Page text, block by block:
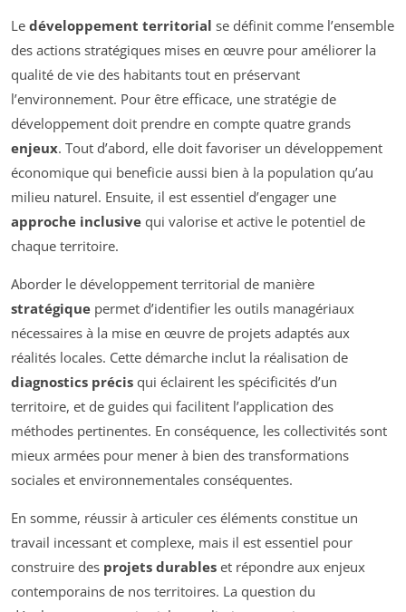
Le développement territorial se définit comme l’ensemble
des actions stratégiques mises en œuvre pour améliorer la
qualité de vie des habitants tout en préservant
l’environnement. Pour être efficace, une stratégie de
développement doit prendre en compte quatre grands
enjeux. Tout d’abord, elle doit favoriser un développement
économique qui beneficie aussi bien à la population qu’au
milieu naturel. Ensuite, il est essentiel d’engager une
approche inclusive qui valorise et active le potentiel de
chaque territoire.
Aborder le développement territorial de manière
stratégique permet d’identifier les outils managériaux
nécessaires à la mise en œuvre de projets adaptés aux
réalités locales. Cette démarche inclut la réalisation de
diagnostics précis qui éclairent les spécificités d’un
territoire, et de guides qui facilitent l’application des
méthodes pertinentes. En conséquence, les collectivités sont
mieux armées pour mener à bien des transformations
sociales et environnementales conséquentes.
En somme, réussir à articuler ces éléments constitue un
travail incessant et complexe, mais il est essentiel pour
construire des projets durables et répondre aux enjeux
contemporains de nos territoires. La question du